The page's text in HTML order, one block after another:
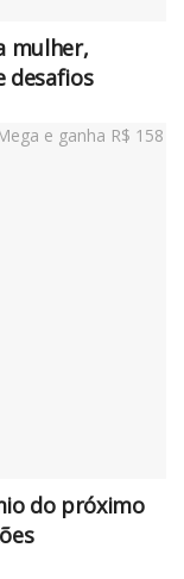
mulher,
desafios
do próximo